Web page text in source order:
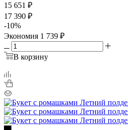
15 651 ₽
17 390 ₽
-10%
Экономия 1 739 ₽
В корзину